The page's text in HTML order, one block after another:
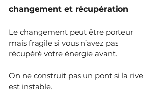
changement et récupération
Le changement peut être porteur
mais fragile si vous n’avez pas
récupéré votre énergie avant.
On ne construit pas un pont si la rive
est instable.